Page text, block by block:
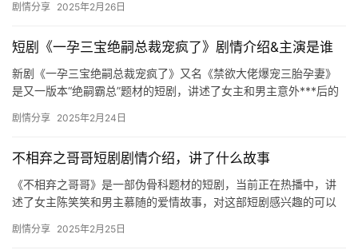
短剧…
剧情分享 2025年2月26日
短剧《一孕三宝绝嗣总裁宠疯了》剧情介绍&主演是谁
新剧《一孕三宝绝嗣总裁宠疯了》又名《禁欲大佬爆宠三胎孕妻》
是又一版本“绝嗣霸总”题材的短剧，讲述了女主和男主意外***后的
剧情分享 2025年2月24日
不相弃之哥哥短剧剧情介绍，讲了什么故事
《不相弃之哥哥》是一部伪骨科题材的短剧，当前正在热播中，讲
述了女主陈笑笑和男主慕随的爱情故事，对这部短剧感兴趣的可以
了慕…
剧情分享 2025年2月25日